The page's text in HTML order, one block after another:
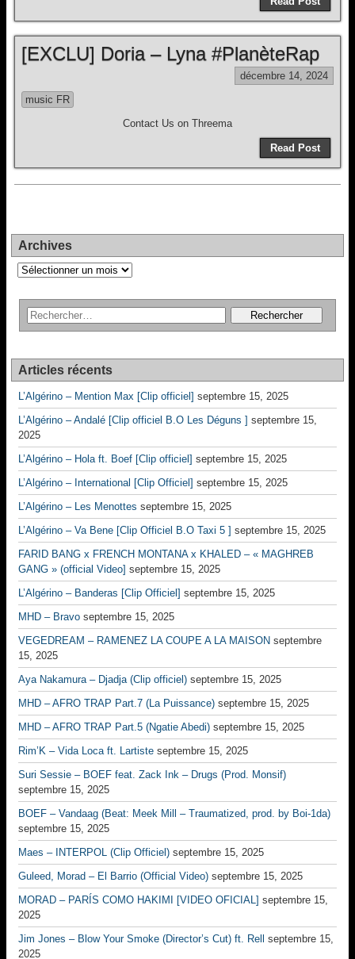
[EXCLU] Doria – Lyna #PlanèteRap
décembre 14, 2024
music FR
Contact Us on Threema
Read Post
Archives
Archives
Articles récents
L’Algérino – Mention Max [Clip officiel] septembre 15, 2025
L’Algérino – Andalé [Clip officiel B.O Les Déguns ] septembre 15,
2025
L’Algérino – Hola ft. Boef [Clip officiel] septembre 15, 2025
L’Algérino – International [Clip Officiel] septembre 15, 2025
L’Algérino – Les Menottes septembre 15, 2025
L’Algérino – Va Bene [Clip Officiel B.O Taxi 5 ] septembre 15, 2025
FARID BANG x FRENCH MONTANA x KHALED – « MAGHREB
GANG » (official Video] septembre 15, 2025
L’Algérino – Banderas [Clip Officiel] septembre 15, 2025
MHD – Bravo septembre 15, 2025
VEGEDREAM – RAMENEZ LA COUPE A LA MAISON septembre
15, 2025
Aya Nakamura – Djadja (Clip officiel) septembre 15, 2025
MHD – AFRO TRAP Part.7 (La Puissance) septembre 15, 2025
MHD – AFRO TRAP Part.5 (Ngatie Abedi) septembre 15, 2025
Rim’K – Vida Loca ft. Lartiste septembre 15, 2025
Suri Sessie – BOEF feat. Zack Ink – Drugs (Prod. Monsif)
septembre 15, 2025
BOEF – Vandaag (Beat: Meek Mill – Traumatized, prod. by Boi-1da)
septembre 15, 2025
Maes – INTERPOL (Clip Officiel) septembre 15, 2025
Guleed, Morad – El Barrio (Official Video) septembre 15, 2025
MORAD – PARÍS COMO HAKIMI [VIDEO OFICIAL] septembre 15,
2025
Jim Jones – Blow Your Smoke (Director’s Cut) ft. Rell
septembre 15,
2025